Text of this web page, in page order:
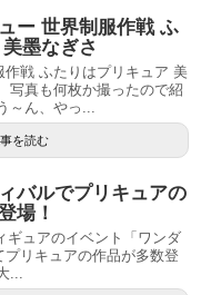
ー 世界制服作戦 ふ
墨なぎさ
作戦 ふたりはプリキュア 美
写真も何枚か撮ったので紹
～ん、やっ...
を読む
バルでプリキュアの
場！
ギュアのイベント「ワンダ
リキュアの作品が多数登
...